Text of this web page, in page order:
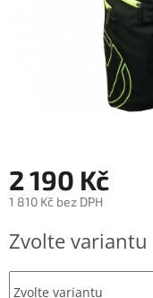
2 190 Kč
1 810 Kč bez DPH
cena:
Zvolte variantu